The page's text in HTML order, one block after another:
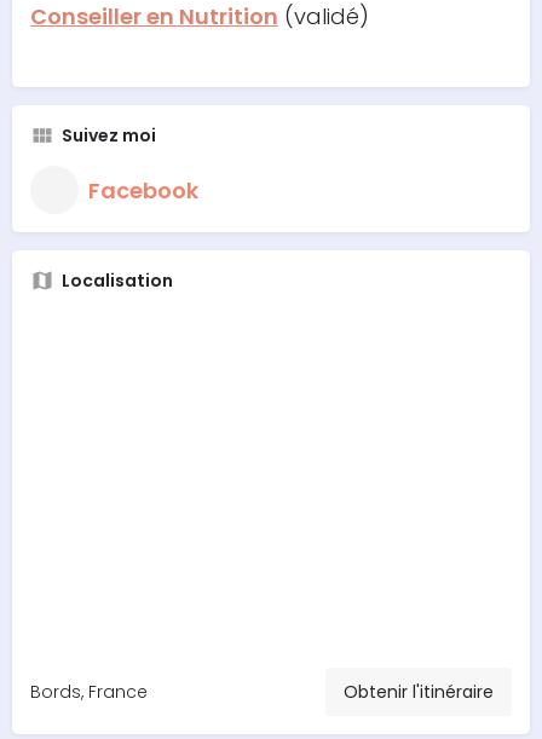
Conseiller en Nutrition (validé)
Suivez moi
Facebook
Localisation
Bords, France Obtenir l'itinéraire